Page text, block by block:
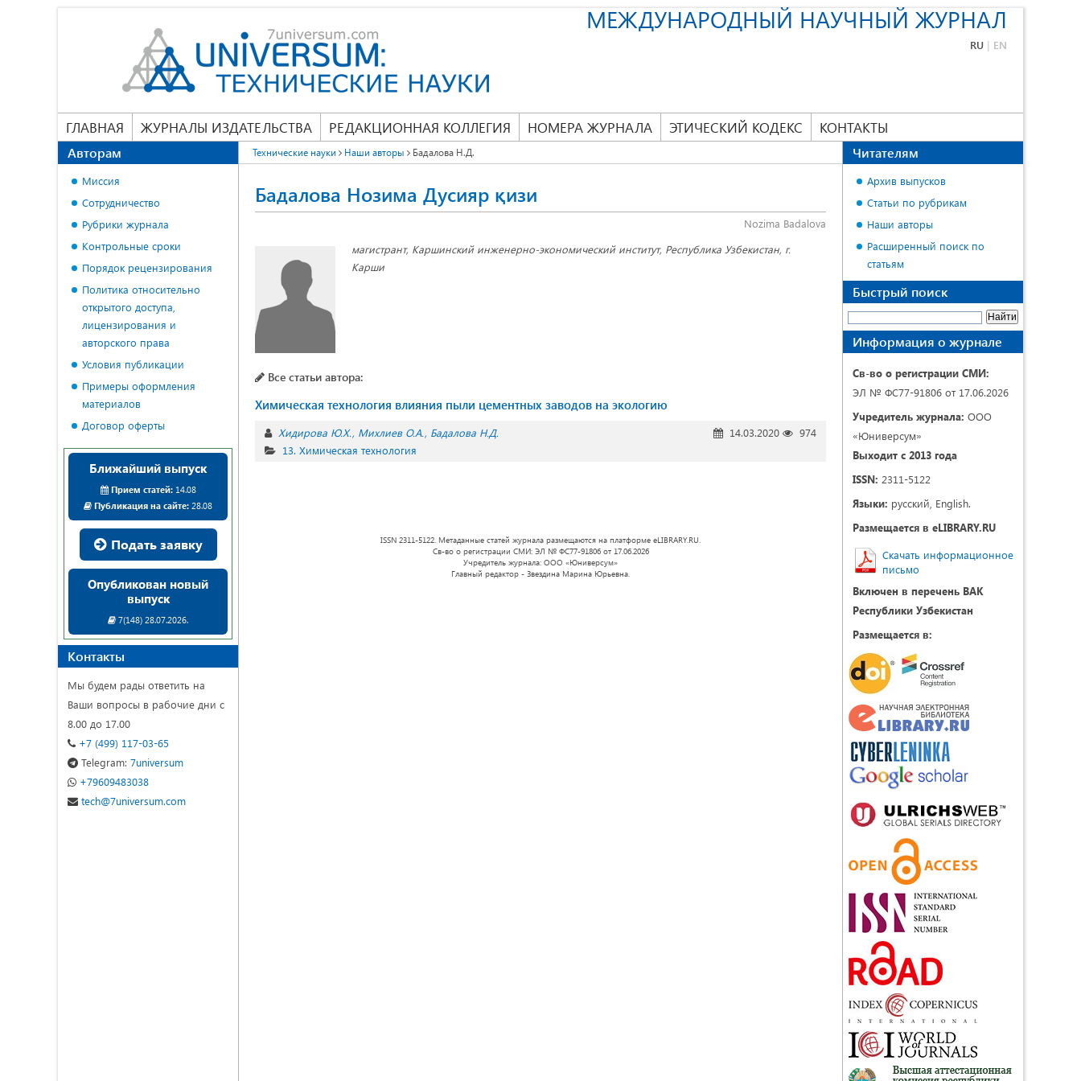
МЕЖДУНАРОДНЫЙ НАУЧНЫЙ ЖУРНАЛ
RU | EN
ГЛАВНАЯ ЖУРНАЛЫ ИЗДАТЕЛЬСТВА РЕДАКЦИОННАЯ КОЛЛЕГИЯ НОМЕРА ЖУРНАЛА ЭТИЧЕСКИЙ КОДЕКС КОНТАКТЫ
Технические науки Наши авторы Бадалова Н.Д.
Бадалова Нозима Дусияр қизи
Nozima Badalova
магистрант, Каршинский инженерно-экономический институт, Республика Узбекистан, г.
Карши
Все статьи автора:
Химическая технология влияния пыли цементных заводов на экологию
Хидирова Ю.Х. Михлиев О.А. Бадалова Н.Д. 14.03.2020
974
13. Химическая технология
ISSN 2311-5122. Метаданные статей журнала размещаются на платформе eLIBRARY.RU.
Св-во о регистрации СМИ: ЭЛ № ФС77-91806 от 17.06.2026
Учредитель журнала: ООО «Юниверсум»
Главный редактор - Звездина Марина Юрьевна.
Авторам
Миссия
Сотрудничество
Рубрики журнала
Контрольные сроки
Порядок рецензирования
Политика относительно
открытого доступа,
лицензирования и
авторского права
Условия публикации
Примеры оформления
материалов
Договор оферты
Ближайший выпуск
Прием статей:14.08
Публикация на сайте: 28.08
Подать заявку
Опубликован новый
выпуск
7(148) 28.07.2026.
Контакты
Мы будем рады ответить на
Ваши вопросы в рабочие дни с
8.00 до 17.00
+7 (499) 117-03-65
Telegram: 7universum
+79609483038
tech@7universum.com
Читателям
Архив выпусков
Статьи по рубрикам
Наши авторы
Расширенный поиск по
статьям
Быстрый поиск
Информация о журнале
Св-во о регистрации СМИ:
ЭЛ № ФС77-91806 от 17.06.2026
Учредитель журнала: ООО
«Юниверсум»
Выходит с 2013 года
ISSN: 2311-5122
Языки: русский, English.
Размещается в eLIBRARY.RU
Скачать информационное
письмо
Включен в перечень ВАК
Республики Узбекистан
Размещается в: